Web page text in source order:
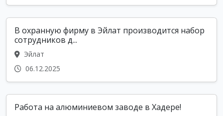
В охранную фирму в Эйлат производится набор
сотрудников д...
Эйлат
06.12.2025
Работа на алюминиевом заводе в Хадере!